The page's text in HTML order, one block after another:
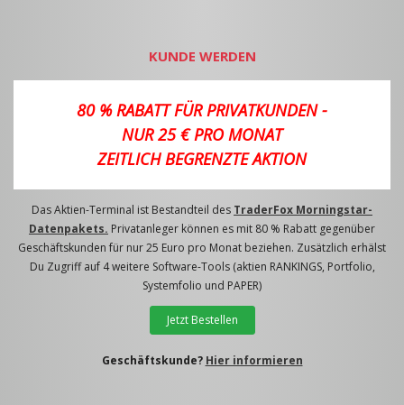
KUNDE WERDEN
80 % RABATT FÜR PRIVATKUNDEN -
NUR 25 € PRO MONAT
ZEITLICH BEGRENZTE AKTION
Das Aktien-Terminal ist Bestandteil des TraderFox Morningstar-
Datenpakets. Privatanleger können es mit 80 % Rabatt gegenüber
Geschäftskunden für nur 25 Euro pro Monat beziehen. Zusätzlich erhälst
Du Zugriff auf 4 weitere Software-Tools (aktien RANKINGS, Portfolio,
Systemfolio und PAPER)
Jetzt Bestellen
Geschäftskunde? Hier informieren